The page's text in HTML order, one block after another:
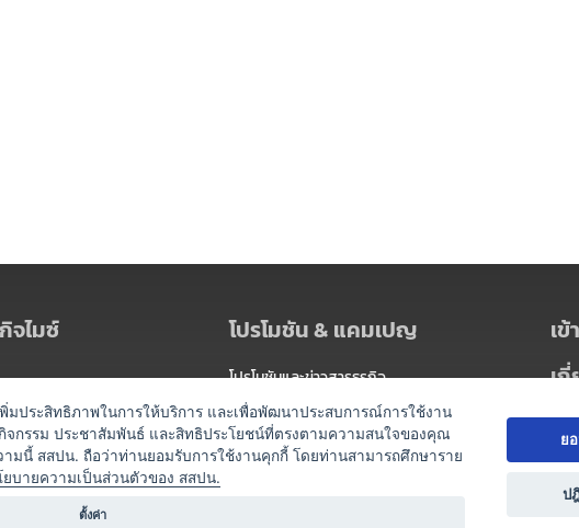
จไมซ์
ยว
โปรโมชัน & แคมเปญ
โปรโมชันและข่าวสารธุรกิจ
แพ็กเกจ
แคมเปญ
เ
เกี่
เกี่ย
นโย
ข้
มประสิทธิภาพในการให้บริการ และเพื่อพัฒนาประสบการณ์การใช้งาน
จกรรม ประชาสัมพันธ์ และสิทธิประโยชน์ที่ตรงตามความสนใจของคุณ
นี้ สสปน. ถือว่าท่านยอมรับการใช้งานคุกกี้ โดยท่านสามารถศึกษาราย
ยบายความเป็นส่วนตัวของ สสปน.
ตั้งค่า
ย
ป